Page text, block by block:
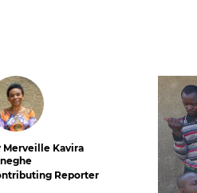
Merveille Kavira
Reporter